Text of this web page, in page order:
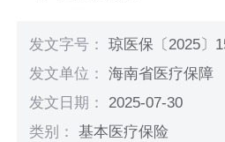
发文字号：琼医保〔2025〕
发文单位：海南省医疗保障
发文日期： 2025-07-30
类别：基本医疗保险